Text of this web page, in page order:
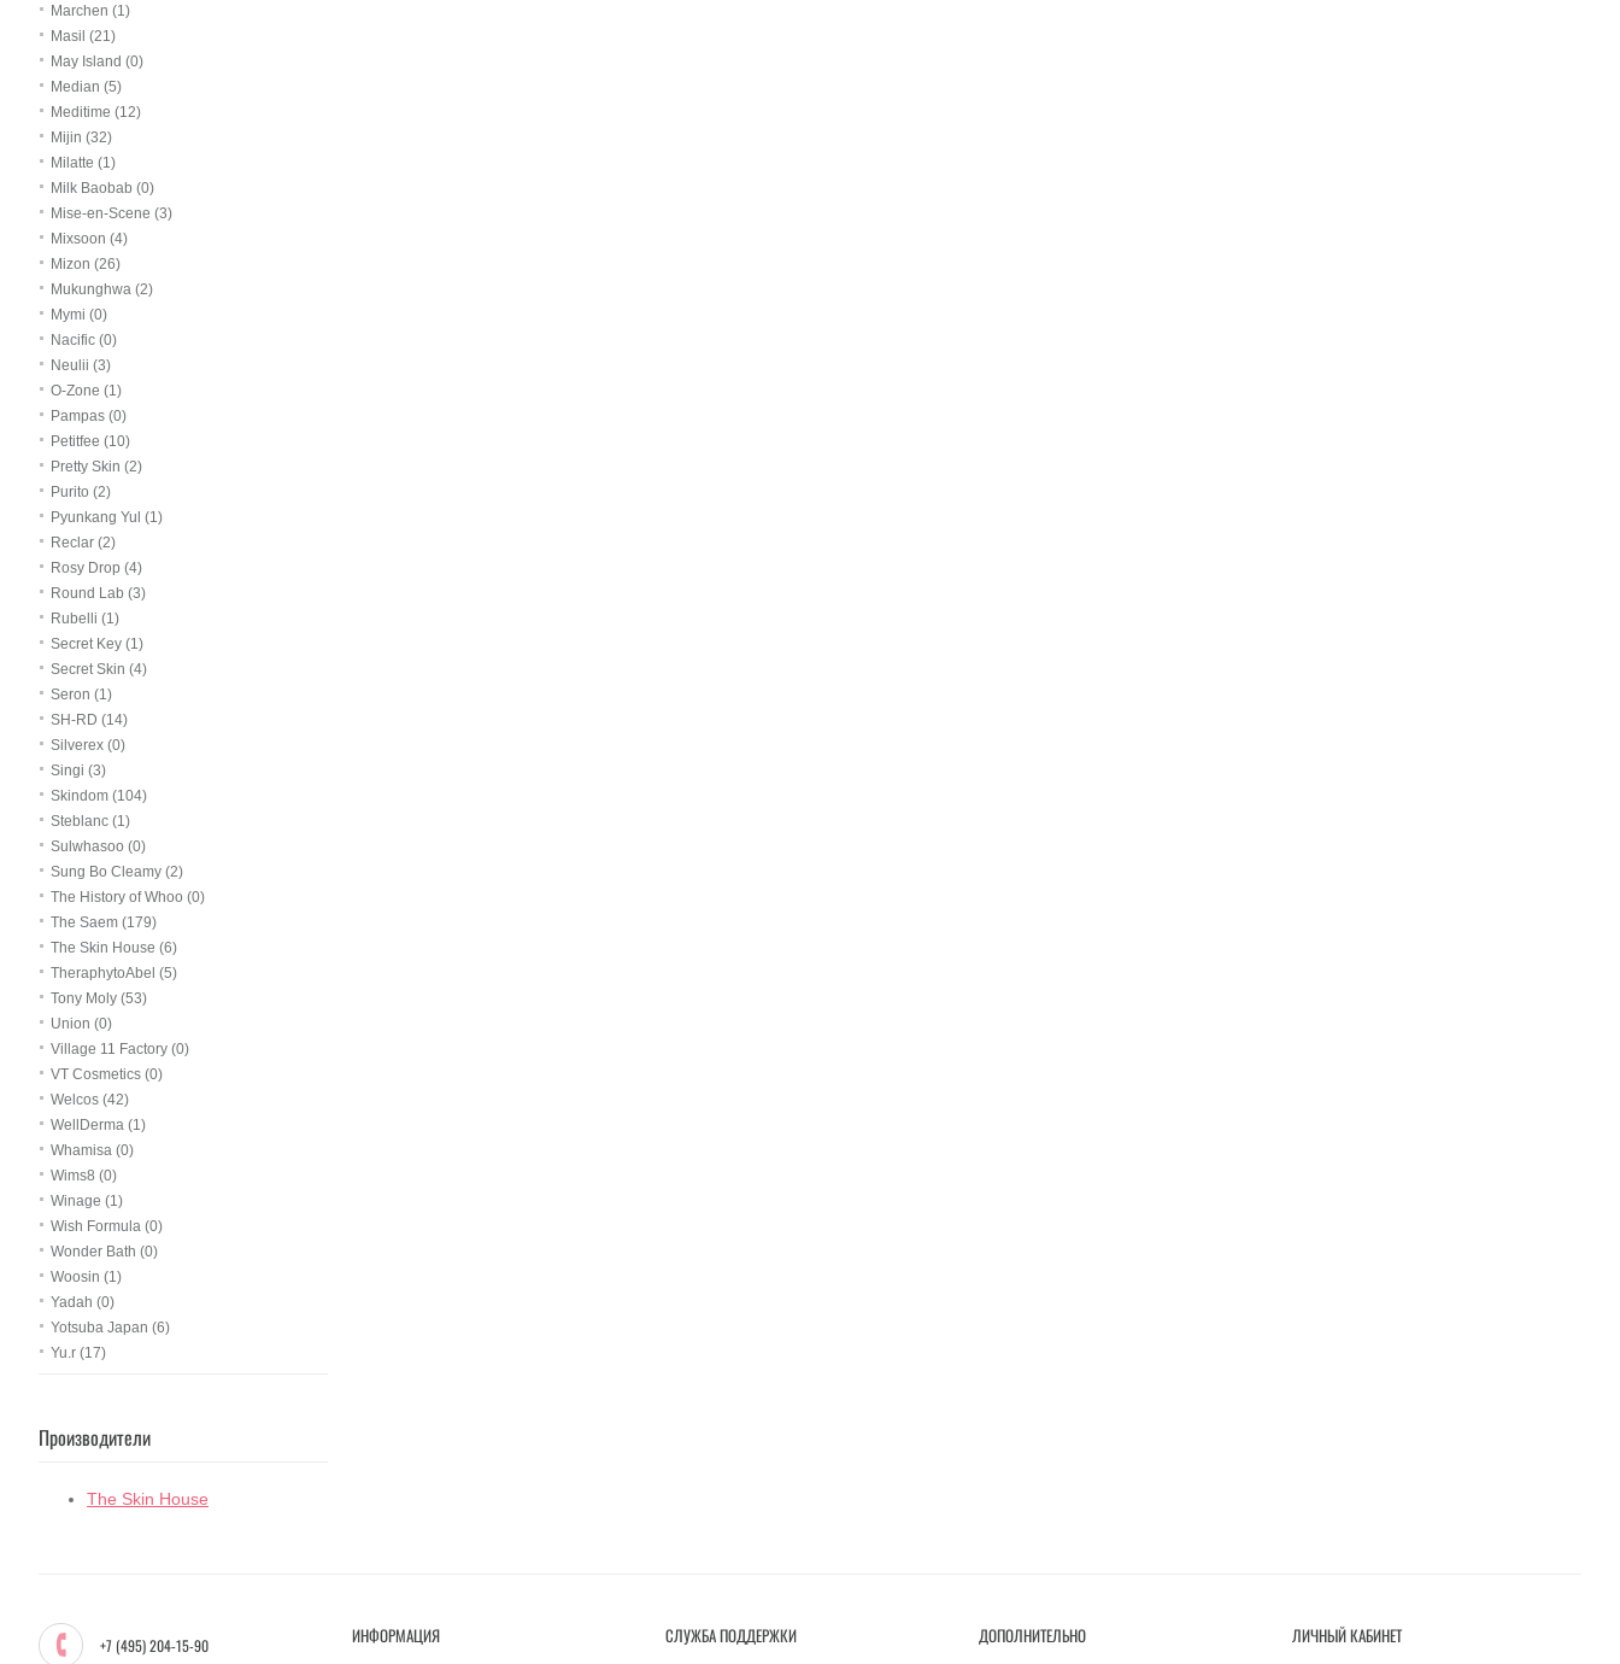
Marchen (1)
Masil (21)
May Island (0)
Median (5)
Meditime (12)
Mijin (32)
Milatte (1)
Milk Baobab (0)
Mise-en-Scene (3)
Mixsoon (4)
Mizon (26)
Mukunghwa (2)
Mymi (0)
Nacific (0)
Neulii (3)
O-Zone (1)
Pampas (0)
Petitfee (10)
Pretty Skin (2)
Purito (2)
Pyunkang Yul (1)
Reclar (2)
Rosy Drop (4)
Round Lab (3)
Rubelli (1)
Secret Key (1)
Secret Skin (4)
Seron (1)
SH-RD (14)
Silverex (0)
Singi (3)
Skindom (104)
Steblanc (1)
Sulwhasoo (0)
Sung Bo Cleamy (2)
The History of Whoo (0)
The Saem (179)
The Skin House (6)
TheraphytoAbel (5)
Tony Moly (53)
Union (0)
Village 11 Factory (0)
VT Cosmetics (0)
Welcos (42)
WellDerma (1)
Whamisa (0)
Wims8 (0)
Winage (1)
Wish Formula (0)
Wonder Bath (0)
Woosin (1)
Yadah (0)
Yotsuba Japan (6)
Yu.r (17)
Производители
The Skin House
+7 (495) 204-15-90 ИНФОРМАЦИЯ СЛУЖБА ПОДДЕРЖКИ ДОПОЛНИТЕЛЬНО ЛИЧНЫЙ КАБИНЕТ